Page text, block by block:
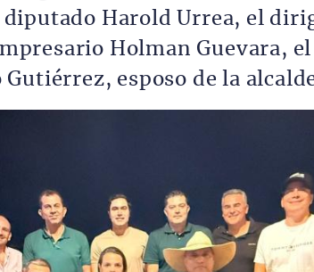
Harold Urrea, el
Holman Guevara,
esposo de la